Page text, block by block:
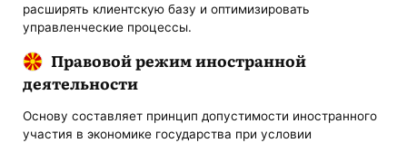
расширять клиентскую базу и оптимизировать
управленческие процессы.
Правовой режим иностранной
деятельности
Основу составляет принцип допустимости иностранного
участия в экономике государства при условии